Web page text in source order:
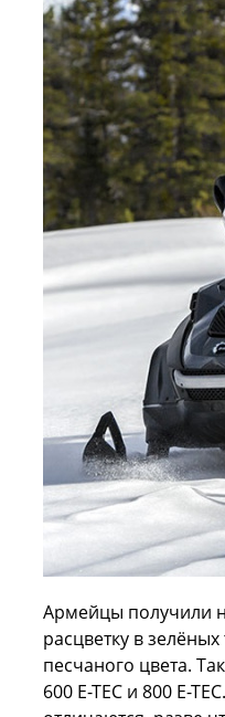
Армейцы получили
расцветку в
песчаного цвета.
600 Е-ТЕС и 800 Е-